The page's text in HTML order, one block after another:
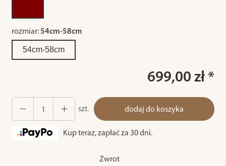
rozmiar:54cm-58cm
54cm-58cm
699,00 zł *
szt. dodaj do koszyka
Kup teraz, zapłać za 30 dni.
Zwrot